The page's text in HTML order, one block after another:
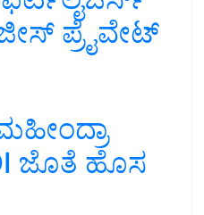
ಪ್ರೈವೇಟ್
ಜೊತೆ ಹೊಸ